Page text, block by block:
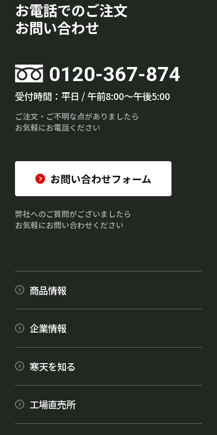
お電話でのご注文
お問い合わせ
0120-367-874
受付時間：平日 / 午前8:00～午後5:00
ご注文・ご不明な点がありましたら
お気軽にお電話ください
お問い合わせフォーム
弊社へのご質問がございましたら
お気軽にお問い合わせください
商品情報
企業情報
寒天を知る
工場直売所